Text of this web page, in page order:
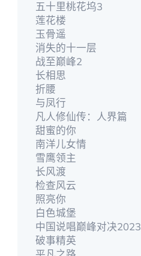
五十里桃花坞3
莲花楼
玉骨遥
消失的十一层
战至巅峰2
长相思
折腰
与凤行
凡人修仙传：人界篇
甜蜜的你
南洋儿女情
雪鹰领主
长风渡
检查风云
照亮你
白色城堡
中国说唱巅峰对决2023
破事精英